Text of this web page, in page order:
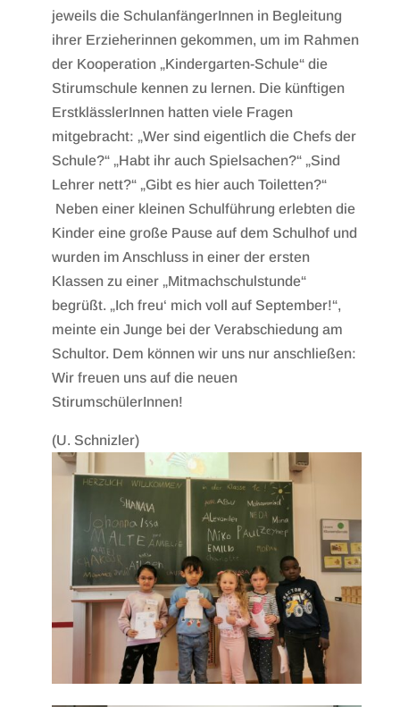
jeweils die SchulanfängerInnen in Begleitung
ihrer Erzieherinnen gekommen, um im Rahmen
der Kooperation „Kindergarten-Schule“ die
Stirumschule kennen zu lernen. Die künftigen
ErstklässlerInnen hatten viele Fragen
mitgebracht: „Wer sind eigentlich die Chefs der
Schule?“ „Habt ihr auch Spielsachen?“ „Sind
Lehrer nett?“ „Gibt es hier auch Toiletten?“
Neben einer kleinen Schulführung erlebten die
Kinder eine große Pause auf dem Schulhof und
wurden im Anschluss in einer der ersten
Klassen zu einer „Mitmachschulstunde“
begrüßt. „Ich freu‘ mich voll auf September!“,
meinte ein Junge bei der Verabschiedung am
Schultor. Dem können wir uns nur anschließen:
Wir freuen uns auf die neuen
StirumschülerInnen!
(U. Schnizler)